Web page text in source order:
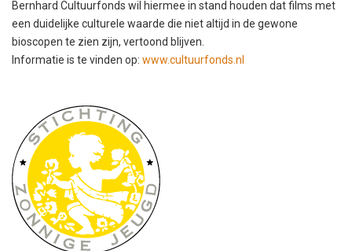
Bernhard Cultuurfonds wil hiermee in stand houden dat films met
een duidelijke culturele waarde die niet altijd in de gewone
bioscopen te zien zijn, vertoond blijven.
Informatie is te vinden op: www.cultuurfonds.nl